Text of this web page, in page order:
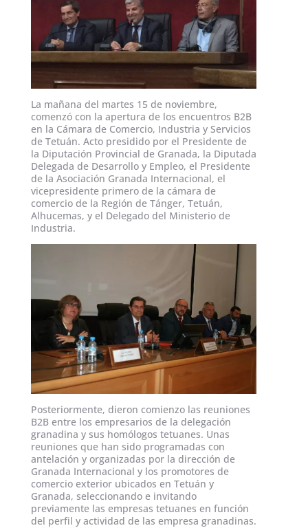
La mañana del martes 15 de noviembre,
comenzó con la apertura de los encuentros B2B
en la Cámara de Comercio, Industria y Servicios
de Tetuán. Acto presidido por el Presidente de
la Diputación Provincial de Granada, la Diputada
Delegada de Desarrollo y Empleo, el Presidente
de la Asociación Granada Internacional, el
vicepresidente primero de la cámara de
comercio de la Región de Tánger, Tetuán,
Alhucemas, y el Delegado del Ministerio de
Industria.
Posteriormente, dieron comienzo las reuniones
B2B entre los empresarios de la delegación
granadina y sus homólogos tetuan­es. Unas
reuniones que han sido programadas con
antelación y organizadas por la dirección de
Granada Internacional y los promotores de
comercio exterior ubicados en Tetuán y
Granada, seleccionando e invitando
previamente las empresas tetuan­es en función
del perfil y actividad de las empresa granadinas.